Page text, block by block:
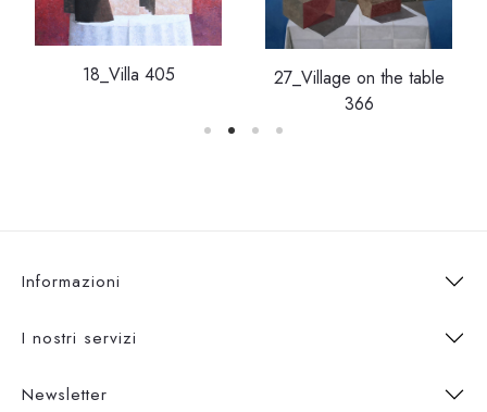
18_Villa 405
27_Village on the table
366
Informazioni
I nostri servizi
Newsletter